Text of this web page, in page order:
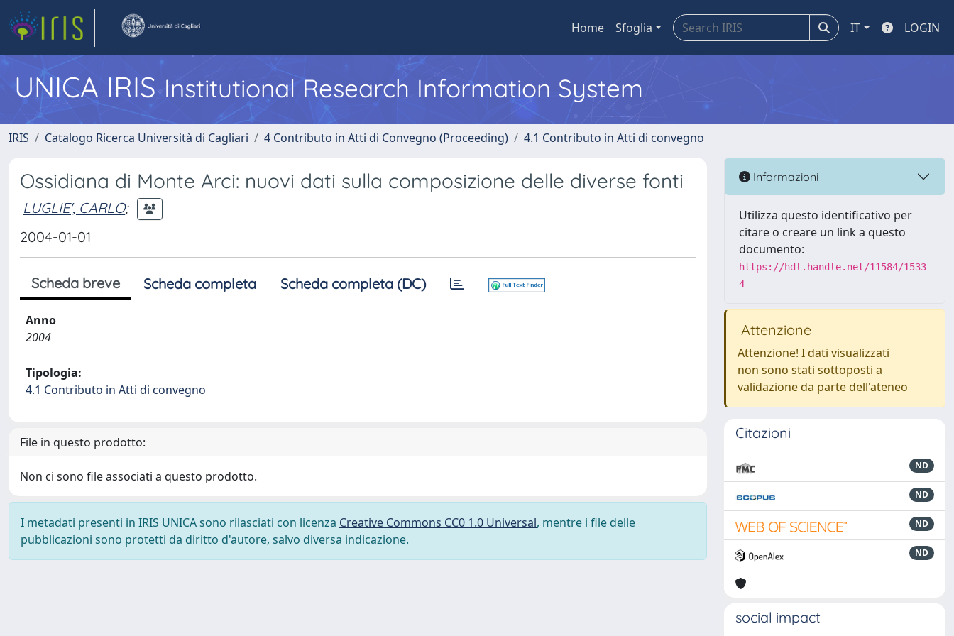
Home Sfoglia IT LOGIN
UNICA IRISInstitutional Research Information System
IRIS Catalogo Ricerca Università di Cagliari 4 Contributo in Atti di Convegno (Proceeding) 4.1 Contributo in Atti di convegno
Ossidiana di Monte Arci: nuovi dati sulla composizione delle diverse fonti
LUGLIE', CARLO;
2004-01-01
Scheda breve Scheda completa Scheda completa (DC)
Anno
2004
Tipologia:
4.1 Contributo in Atti di convegno
File in questo prodotto:
Non ci sono file associati a questo prodotto.
I metadati presenti in IRIS UNICA sono rilasciati con licenza Creative Commons CC0 1.0 Universal, mentre i file delle
pubblicazioni sono protetti da diritto d'autore, salvo diversa indicazione.
Informazioni
Utilizza questo identificativo per
citare o creare un link a questo
documento:
https://hdl.handle.net/11584/1533
4
Attenzione
Attenzione! I dati visualizzati
non sono stati sottoposti a
validazione da parte dell'ateneo
Citazioni
ND
ND
ND
ND
social impact